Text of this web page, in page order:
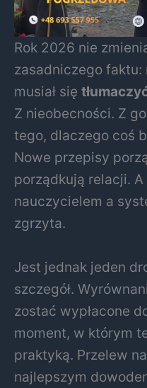
Rok 2026 nie
zasadniczego
musiał się
Z nieobecności. Z
tego, dlaczego coś
Nowe przepisy
porządkują relacji.
nauczycielem a
zgrzyta.
Jest jednak jeden
szczegół.
zostać wypłacone
moment, w którym
praktyką. Przelew
najlepszym